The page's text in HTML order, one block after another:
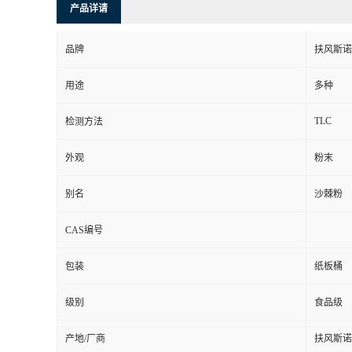
产品详请
品牌 扶风斯
用途 多种
检测方法 TLC
外观 粉末
别名 沙棘粉
CAS编号
包装 纸板桶
级别 食品级
产地/厂商 扶风斯